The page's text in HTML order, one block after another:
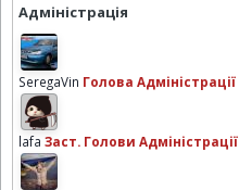
Адміністрація
SeregaVin Голова Адміністрації
lafa Заст. Голови Адміністрації